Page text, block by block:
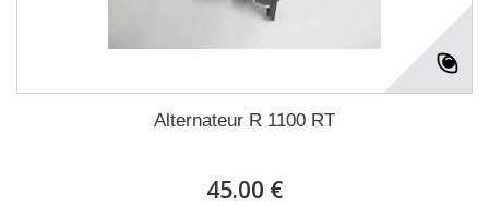
Alternateur R 1100 RT
45.00 €